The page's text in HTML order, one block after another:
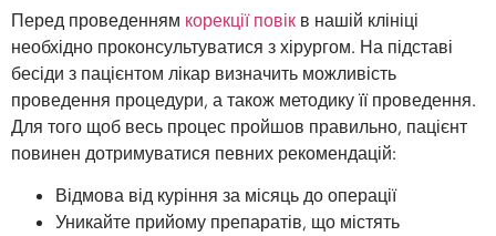
Перед проведенням корекції повік в нашій клініці
необхідно проконсультуватися з хірургом. На підставі
бесіди з пацієнтом лікар визначить можливість
проведення процедури, а також методику її проведення.
Для того щоб весь процес пройшов правильно, пацієнт
повинен дотримуватися певних рекомендацій:
Відмова від куріння за місяць до операції
Уникайте прийому препаратів, що містять